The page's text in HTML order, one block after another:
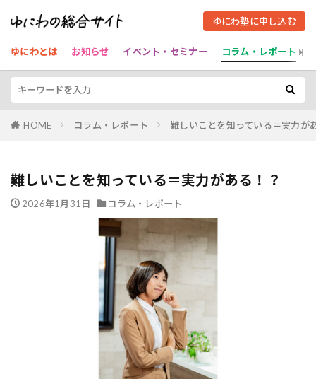
ゆにわ塾に申し込む
ゆにわとは お知らせ イベント・セミナー コラム・レポート
HOME コラム・レポート 難しいことを知っている＝実力が
難しいことを知っている＝実力がある！？
2026年1月31日 コラム・レポート